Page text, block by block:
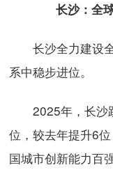
长沙：全
长沙全力建设全
系中稳步进位。
2025年，长沙
位，较去年提升6
国城市创新能力百